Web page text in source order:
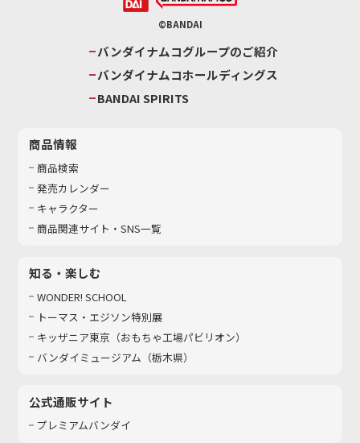
©BANDAI
バンダイナムコグループのご紹介
バンダイナムコホールディングス
BANDAI SPIRITS
商品情報
商品検索
発売カレンダー
キャラクター
商品関連サイト・SNS一覧
知る・楽しむ
WONDER! SCHOOL
トーマス・エジソン特別展
キッザニア東京（おもちゃ工場パビリオン）​
バンダイミュージアム（栃木県）
公式通販サイト
プレミアムバンダイ